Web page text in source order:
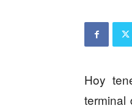
Hoy
terminal